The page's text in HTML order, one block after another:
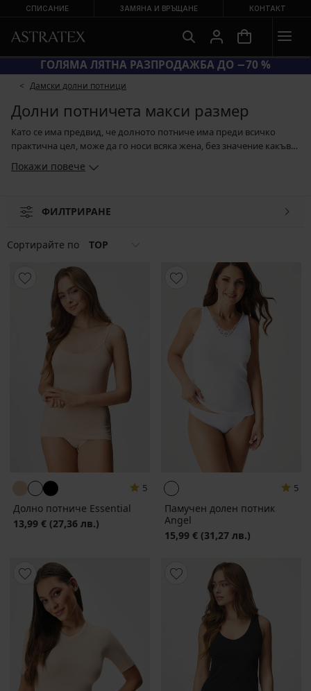
СПИСАНИЕ ЗАМЯНА И ВРЪЩАНЕ КОНТАКТ
КОД BRA20 = СУТИЕНИ −20 %
Дамски долни потници
Долни потничета макси размер
Като се има предвид, че долното потниче има преди всичко
практична цел, може да го носи всяка жена, без значение какъв
могат да избират от семплите basic и безшевни модели, от
това се отнася за Вас, търсете кройка, която в бюста е така
това ще се чувствате удобно и със самочувствие.
Покажи повече
ФИЛТРИРАНЕ
Сортирайте по TOP
5
Долно потниче Essential
13,99 € (27,36 лв.)
5
Памучен долен потник
Angel
15,99 € (31,27 лв.)